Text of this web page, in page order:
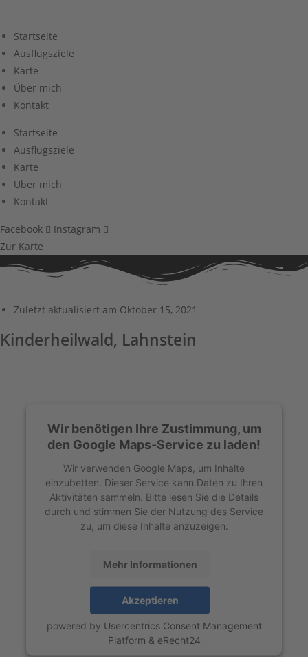
springen
Startseite
Ausflugsziele
Karte
Über mich
Kontakt
Startseite
Ausflugsziele
Karte
Über mich
Kontakt
Facebook
Instagram
Zur Karte
Zuletzt aktualisiert am Oktober 15, 2021
Kinderheilwald, Lahnstein
Wir benötigen Ihre Zustimmung, um
den Google Maps-Service zu laden!
Wir verwenden Google Maps, um Inhalte
einzubetten. Dieser Service kann Daten zu Ihren
Aktivitäten sammeln. Bitte lesen Sie die Details
durch und stimmen Sie der Nutzung des Service
zu, um diese Inhalte anzuzeigen.
Mehr Informationen
Akzeptieren
powered by Usercentrics Consent Management
Platform & eRecht24